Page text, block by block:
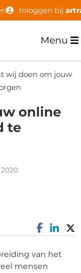
Inloggen bij
Menu
wij doen om jouw
online
te
van het
mensen